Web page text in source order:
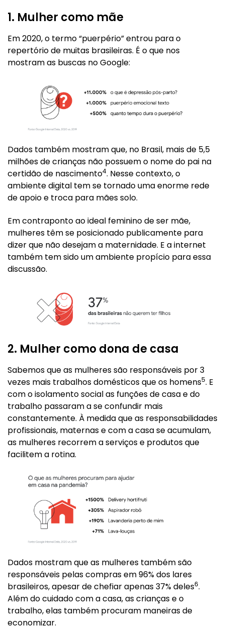
1. Mulher como mãe
Em 2020, o termo “puerpério” entrou para o
repertório de muitas brasileiras. É o que nos
mostram as buscas no Google:
Dados também mostram que, no Brasil, mais de 5,5
milhões de crianças não possuem o nome do pai na
certidão de nascimento4. Nesse contexto, o
ambiente digital tem se tornado uma enorme rede
de apoio e troca para mães solo.
Em contraponto ao ideal feminino de ser mãe,
mulheres têm se posicionado publicamente para
dizer que não desejam a maternidade. E a internet
também tem sido um ambiente propício para essa
discussão.
2. Mulher como dona de casa
Sabemos que as mulheres são responsáveis por 3
vezes mais trabalhos domésticos que os homens5. E
com o isolamento social as funções de casa e do
trabalho passaram a se confundir mais
constantemente. À medida que as responsabilidades
profissionais, maternas e com a casa se acumulam,
as mulheres recorrem a serviços e produtos que
facilitem a rotina.
Dados mostram que as mulheres também são
responsáveis pelas compras em 96% dos lares
brasileiros, apesar de chefiar apenas 37% deles6.
Além do cuidado com a casa, as crianças e o
trabalho, elas também procuram maneiras de
economizar.